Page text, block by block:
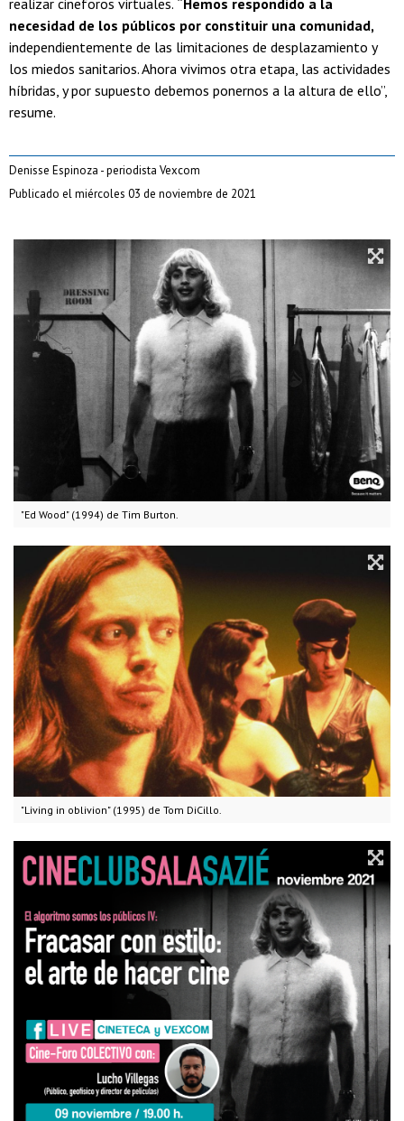
"Ed Wood" (1994) de Tim Burton.
"Living in oblivion" (1995) de Tom DiCillo.
realizar cineforos virtuales. “Hemos respondido a la
necesidad de los públicos por constituir una comunidad,
independientemente de las limitaciones de desplazamiento y
los miedos sanitarios. Ahora vivimos otra etapa, las actividades
híbridas, y por supuesto debemos ponernos a la altura de ello”,
resume.
Denisse Espinoza - periodista Vexcom
Publicado el miércoles 03 de noviembre de 2021